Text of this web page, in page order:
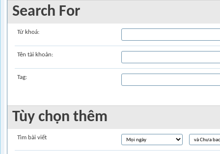
Search For
Từ khoá:
Tên tài khoản:
Tag:
Tùy chọn thêm
Tìm bài viết